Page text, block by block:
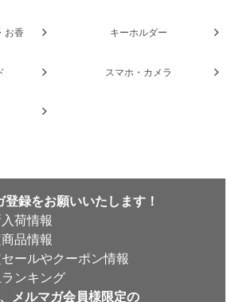
お香 キーホルダー
スマホ・カメラ
登録をお願いいたします！
荷情報
品情報
ールやクーポン情報
ンキング
メルマガ会員様限定の